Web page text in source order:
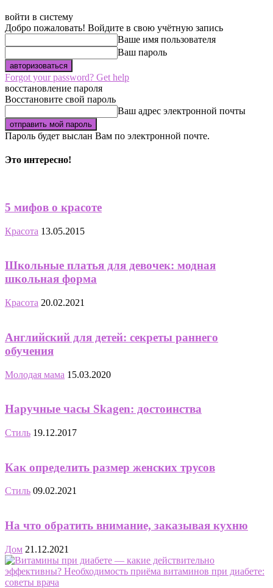
войти в систему
Добро пожаловать! Войдите в свою учётную запись
Ваше имя пользователя
Ваш пароль
Forgot your password? Get help
восстановление пароля
Восстановите свой пароль
Ваш адрес электронной почты
Пароль будет выслан Вам по электронной почте.
Это интересно!
5 мифов о красоте
Красота 13.05.2015
Школьные платья для девочек: модная
школьная форма
Красота 20.02.2021
Английский для детей: секреты раннего
обучения
Молодая мама 15.03.2020
Наручные часы Skagen: достоинства
Стиль 19.12.2017
Как определить размер женских трусов
Стиль 09.02.2021
На что обратить внимание, заказывая кухню
Дом 21.12.2021